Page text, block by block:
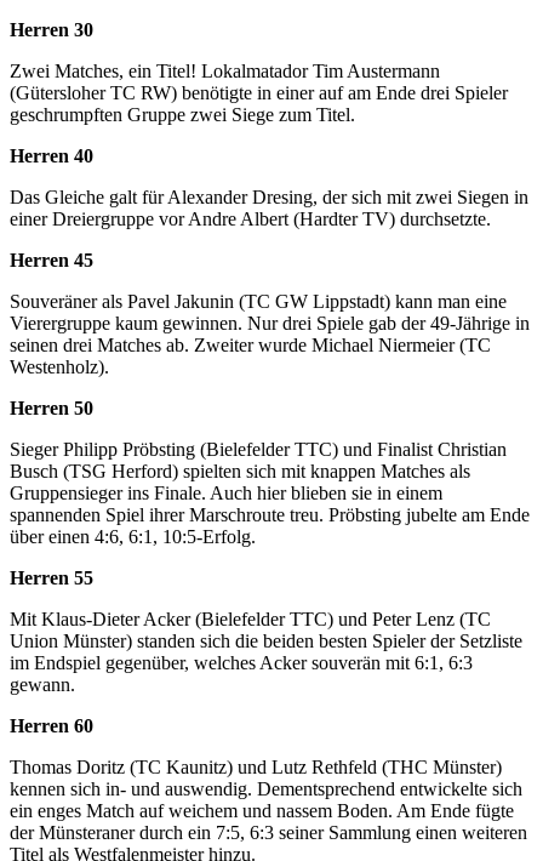
Herren 30
Zwei Matches, ein Titel! Lokalmatador Tim Austermann
(Gütersloher TC RW) benötigte in einer auf am Ende drei Spieler
geschrumpften Gruppe zwei Siege zum Titel.
Herren 40
Das Gleiche galt für Alexander Dresing, der sich mit zwei Siegen in
einer Dreiergruppe vor Andre Albert (Hardter TV) durchsetzte.
Herren 45
Souveräner als Pavel Jakunin (TC GW Lippstadt) kann man eine
Vierergruppe kaum gewinnen. Nur drei Spiele gab der 49-Jährige in
seinen drei Matches ab. Zweiter wurde Michael Niermeier (TC
Westenholz).
Herren 50
Sieger Philipp Pröbsting (Bielefelder TTC) und Finalist Christian
Busch (TSG Herford) spielten sich mit knappen Matches als
Gruppensieger ins Finale. Auch hier blieben sie in einem
spannenden Spiel ihrer Marschroute treu. Pröbsting jubelte am Ende
über einen 4:6, 6:1, 10:5-Erfolg.
Herren 55
Mit Klaus-Dieter Acker (Bielefelder TTC) und Peter Lenz (TC
Union Münster) standen sich die beiden besten Spieler der Setzliste
im Endspiel gegenüber, welches Acker souverän mit 6:1, 6:3
gewann.
Herren 60
Thomas Doritz (TC Kaunitz) und Lutz Rethfeld (THC Münster)
kennen sich in- und auswendig. Dementsprechend entwickelte sich
ein enges Match auf weichem und nassem Boden. Am Ende fügte
der Münsteraner durch ein 7:5, 6:3 seiner Sammlung einen weiteren
Titel als Westfalenmeister hinzu.